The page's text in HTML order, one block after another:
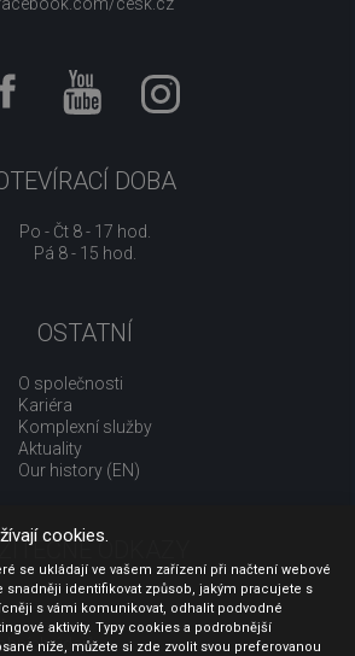
DOBA
Po - Čt 8 - 17 hod.
Pá 8 - 15 hod.
OSTATNÍ
O společnosti
Kariéra
Komplexní služby
Aktuality
Our history (EN)
ODKAZY
údajů
cookies.
se ukládají ve vašem zařízení při načtení webové
snadněji identifikovat způsob, jakým pracujete s
s vámi komunikovat, odhalit podvodné
aktivity. Typy cookies a podrobnější
níže, můžete si zde zvolit svou preferovanou